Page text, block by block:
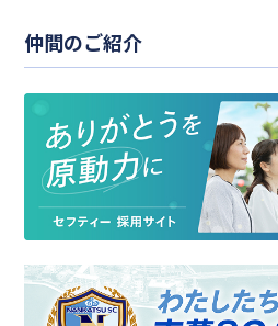
仲間のご紹介